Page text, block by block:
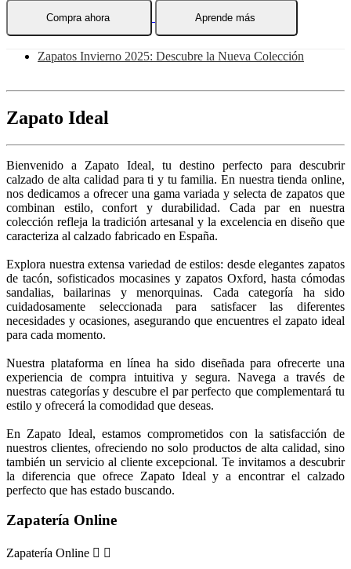
Compra ahora Aprende más
Zapatos Invierno 2025: Descubre la Nueva Colección
Zapato Ideal
Bienvenido a Zapato Ideal, tu destino perfecto para descubrir
calzado de alta calidad para ti y tu familia. En nuestra tienda online,
nos dedicamos a ofrecer una gama variada y selecta de zapatos que
combinan estilo, confort y durabilidad. Cada par en nuestra
colección refleja la tradición artesanal y la excelencia en diseño que
caracteriza al calzado fabricado en España.
Explora nuestra extensa variedad de estilos: desde elegantes zapatos
de tacón, sofisticados mocasines y zapatos Oxford, hasta cómodas
sandalias, bailarinas y menorquinas. Cada categoría ha sido
cuidadosamente seleccionada para satisfacer las diferentes
necesidades y ocasiones, asegurando que encuentres el zapato ideal
para cada momento.
Nuestra plataforma en línea ha sido diseñada para ofrecerte una
experiencia de compra intuitiva y segura. Navega a través de
nuestras categorías y descubre el par perfecto que complementará tu
estilo y ofrecerá la comodidad que deseas.
En Zapato Ideal, estamos comprometidos con la satisfacción de
nuestros clientes, ofreciendo no solo productos de alta calidad, sino
también un servicio al cliente excepcional. Te invitamos a descubrir
la diferencia que ofrece Zapato Ideal y a encontrar el calzado
perfecto que has estado buscando.
Zapatería Online
Zapatería Online  